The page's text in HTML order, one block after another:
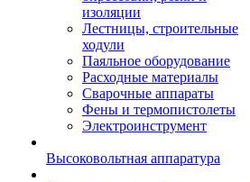
изоляции
Лестницы, строительные
ходули
Паяльное оборудование
Расходные материалы
Сварочные аппараты
Фены и термопистолеты
Электроинструмент
Высоковольтная аппаратура